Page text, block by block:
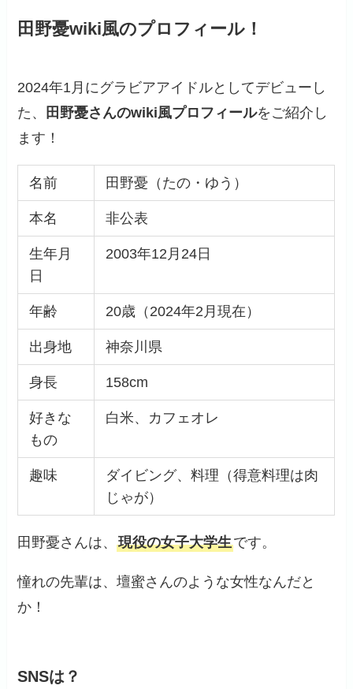
田野憂wiki風のプロフィール！
2024年1月にグラビアアイドルとしてデビューし
た、
田野憂さんのwiki風プロフィールをご紹介し
ます！
名前 田野憂（たの・ゆう）
本名 非公表
生年月
日
2003年12月24日
年齢 20歳（2024年2月現在）
出身地 神奈川県
身長 158cm
好きな
もの
白米、カフェオレ
趣味
ダイビング、料理（得意料理は肉
じゃが）
田野憂さんは、現役の女子大学生です。
憧れの先輩は、壇蜜さんのような女性なんだと
か！
SNSは？